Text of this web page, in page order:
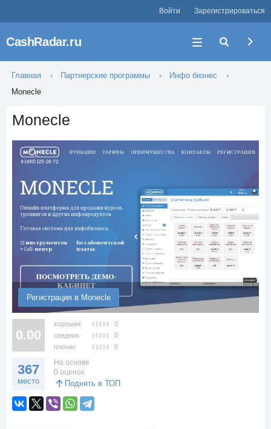
Войти Зарегистрироваться
CashRadar.ru
Главная Партнерские программы
Инфо бизнес
Monecle
Monecle
Регистрация в Monecle
0.00
хороших
0
средних
0
плохих
0
367
место
На основе
0 оценок
Поднять в ТОП